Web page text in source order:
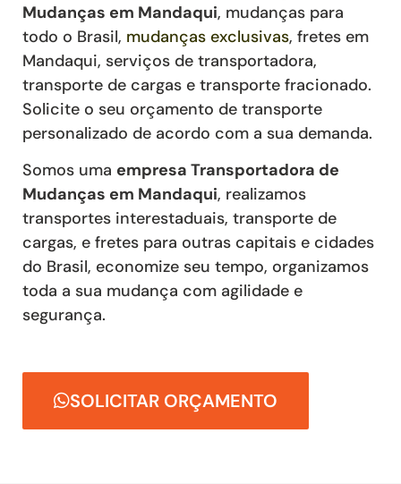
Mudanças em Mandaqui, mudanças para
todo o Brasil, mudanças exclusivas, fretes em
Mandaqui, serviços de transportadora,
transporte de cargas e transporte fracionado.
Solicite o seu orçamento de transporte
personalizado de acordo com a sua demanda.
Somos uma empresa Transportadora de
Mudanças em Mandaqui, realizamos
transportes interestaduais, transporte de
cargas, e fretes para outras capitais e cidades
do Brasil, economize seu tempo, organizamos
toda a sua mudança com agilidade e
segurança.
SOLICITAR ORÇAMENTO